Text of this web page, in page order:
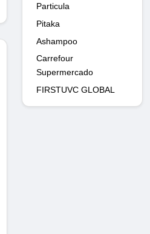
Particula
Pitaka
Ashampoo
Carrefour
Supermercado
FIRSTUVC GLOBAL